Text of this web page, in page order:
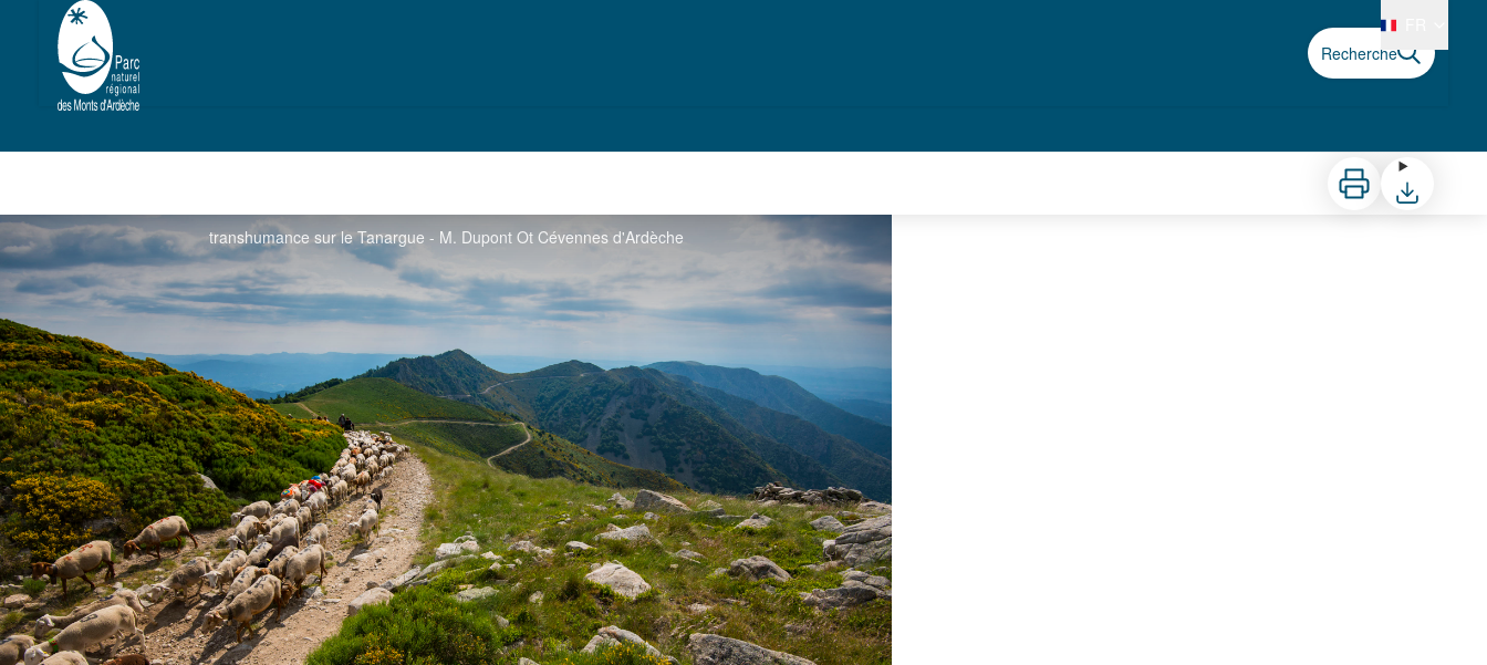
Recherche
Imprimer Télécharger
transhumance sur le Tanargue - M. Dupont Ot Cévennes d'Ardèche